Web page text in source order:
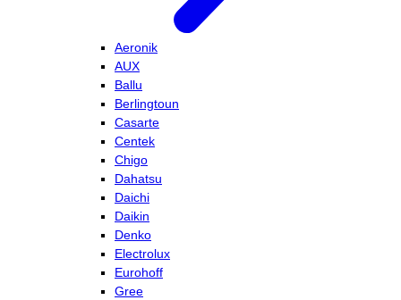
Aeronik
AUX
Ballu
Berlingtoun
Casarte
Centek
Chigo
Dahatsu
Daichi
Daikin
Denko
Electrolux
Eurohoff
Gree